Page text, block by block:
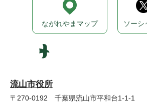
流山市役所
〒270-0192 千葉県流山市平和台1-1-1
ながれやまマップ ソーシ